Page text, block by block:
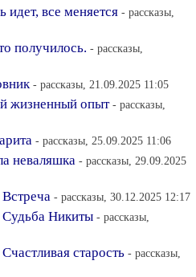
идет, все меняется - рассказы,
получилось. - рассказы,
- рассказы, 21.09.2025 11:05
жизненный опыт - рассказы,
- рассказы, 25.09.2025 11:06
неваляшка - рассказы, 29.09.2025
- рассказы, 30.12.2025 12:17
Никиты - рассказы,
старость - рассказы,